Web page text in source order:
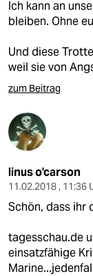
Ich kann an
bleiben. Ohne
Und diese
weil sie von
zum Beitrag
linus o'carson
11.02.2018 , 11:36
Schön, dass ihr
tagesschau.de
einsatzfähige